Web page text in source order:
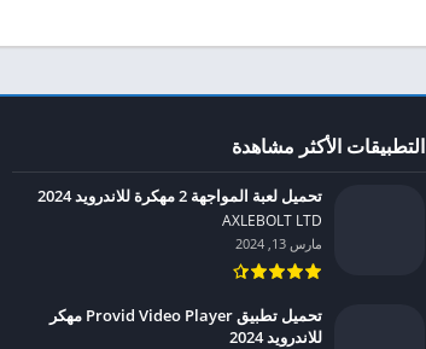
التطبيقات الأكثر مشاهدة
تحميل لعبة المواجهة 2 مهكرة للاندرويد 2024
AXLEBOLT LTD‏
مارس 13, 2024
تحميل تطبيق Provid Video Player مهكر
للاندرويد 2024